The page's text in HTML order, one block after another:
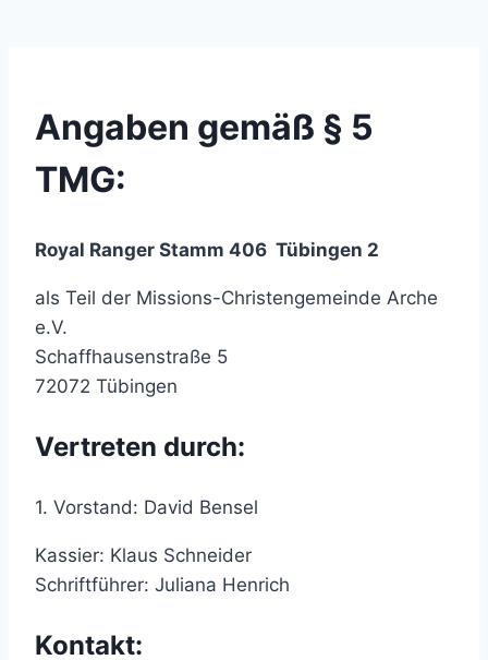
Angaben gemäß § 5
TMG:
Royal Ranger Stamm 406 Tübingen 2
als Teil der Missions-Christengemeinde Arche
e.V.
Schaffhausenstraße 5
72072 Tübingen
Vertreten durch:
1. Vorstand: David Bensel
Kassier: Klaus Schneider
Schriftführer: Juliana Henrich
Kontakt: